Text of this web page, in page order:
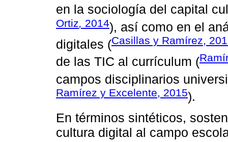
en la sociología del capital
Ortiz 2014), así como en el
digitales (Casillas y Ramírez,
de las TIC al currículum (
campos disciplinarios
Ramírez y Excelente, 2015).
En términos sintéticos,
cultura digital al campo